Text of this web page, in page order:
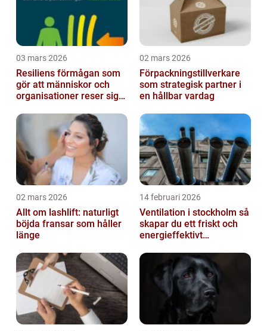
03 mars 2026
Resiliens förmågan som
gör att människor och
organisationer reser sig
02 mars 2026
Förpackningstillverkare
som strategisk partner i
en hållbar vardag
02 mars 2026
Allt om lashlift: naturligt
böjda fransar som håller
länge
14 februari 2026
Ventilation i stockholm så
skapar du ett friskt och
energieffektivt